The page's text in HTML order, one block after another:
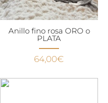
Anillo fino rosa ORO o
PLATA
64,00€